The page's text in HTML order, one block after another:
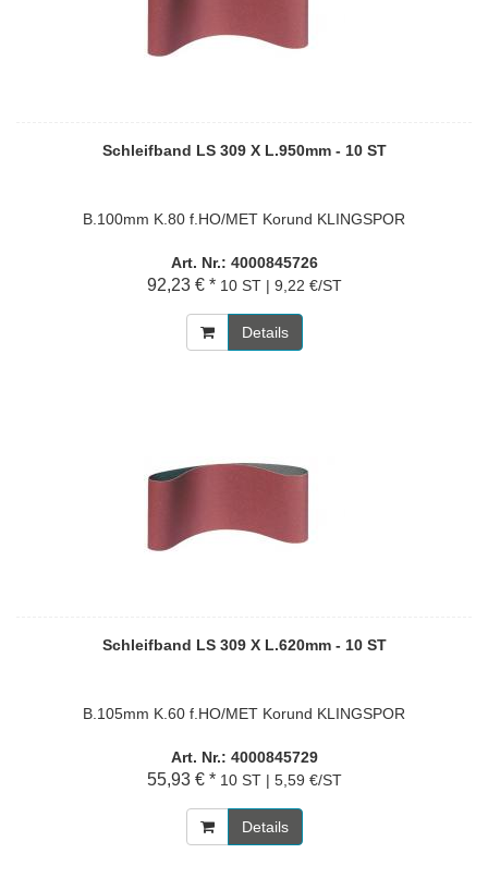
Schleifband LS 309 X L.950mm - 10 ST
B.100mm K.80 f.HO/MET Korund KLINGSPOR
Art. Nr.: 4000845726
92,23 € * 10 ST | 9,22 €/ST
Details
Schleifband LS 309 X L.620mm - 10 ST
B.105mm K.60 f.HO/MET Korund KLINGSPOR
Art. Nr.: 4000845729
55,93 € * 10 ST | 5,59 €/ST
Details